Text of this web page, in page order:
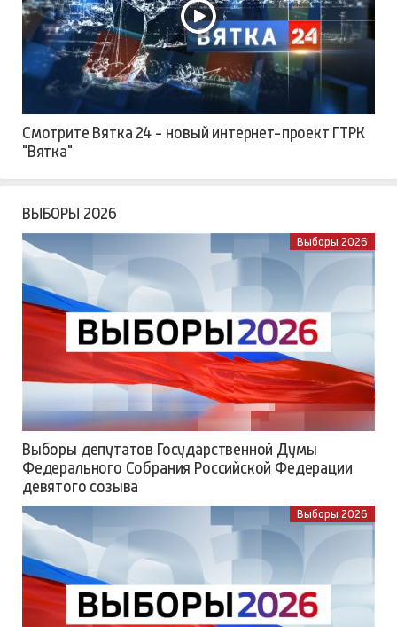
Смотрите Вятка 24 - новый интернет-проект ГТРК
"Вятка"
ВЫБОРЫ 2026
Выборы 2026
Выборы депутатов Государственной Думы
Федерального Собрания Российской Федерации
девятого созыва
Выборы 2026